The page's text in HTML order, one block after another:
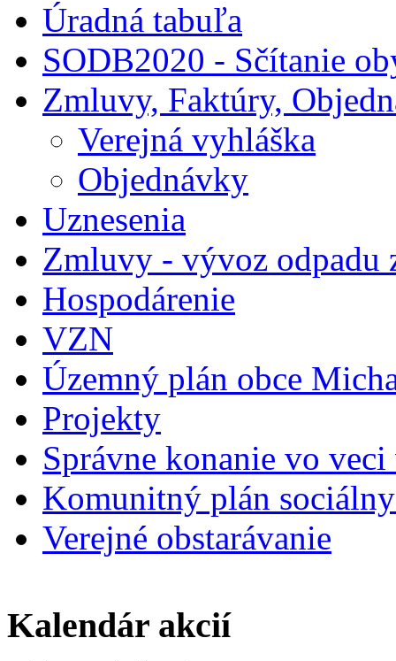
Úradná tabuľa
SODB2020 - Sčítanie
Zmluvy, Faktúry,
Verejná vyhláška
Objednávky
Uznesenia
Zmluvy - vývoz odpadu
Hospodárenie
VZN
Územný plán obce
Projekty
Správne konanie vo
Komunitný plán
Verejné obstarávanie
Kalendár akcií